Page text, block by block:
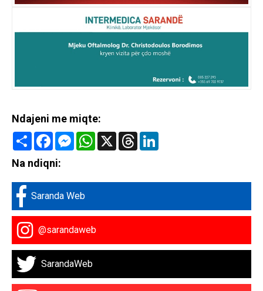
Ndajeni me miqte:
Share FacebookMessenger
WhatsApp
X Threads
Na ndiqni:
Saranda Web
@sarandaweb
SarandaWeb